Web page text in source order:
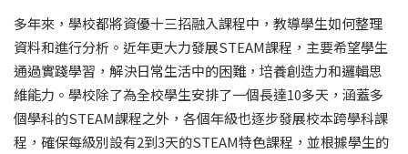
多年來，學校都將資優十三招融入課程中，教導學生如何整理
資料和進行分析。近年更大力發展STEAM課程，主要希望學生
通過實踐學習，解決日常生活中的困難，培養創造力和邏輯思
維能力。學校除了為全校學生安排了一個長達10多天，涵蓋多
個學科的STEAM課程之外，各個年級也逐步發展校本跨學科課
程，確保每級別設有2到3天的STEAM特色課程，並根據學生的